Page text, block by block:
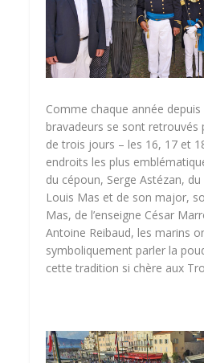
Comme chaque année depuis
bravadeurs se sont retrouvés
de trois jours – les 16, 17 et
endroits les plus
du cépoun, Serge Astézan,
Louis Mas et de son major,
Mas, de l’enseigne César
Antoine Reibaud, les marins
symboliquement parler la
cette tradition si chère aux